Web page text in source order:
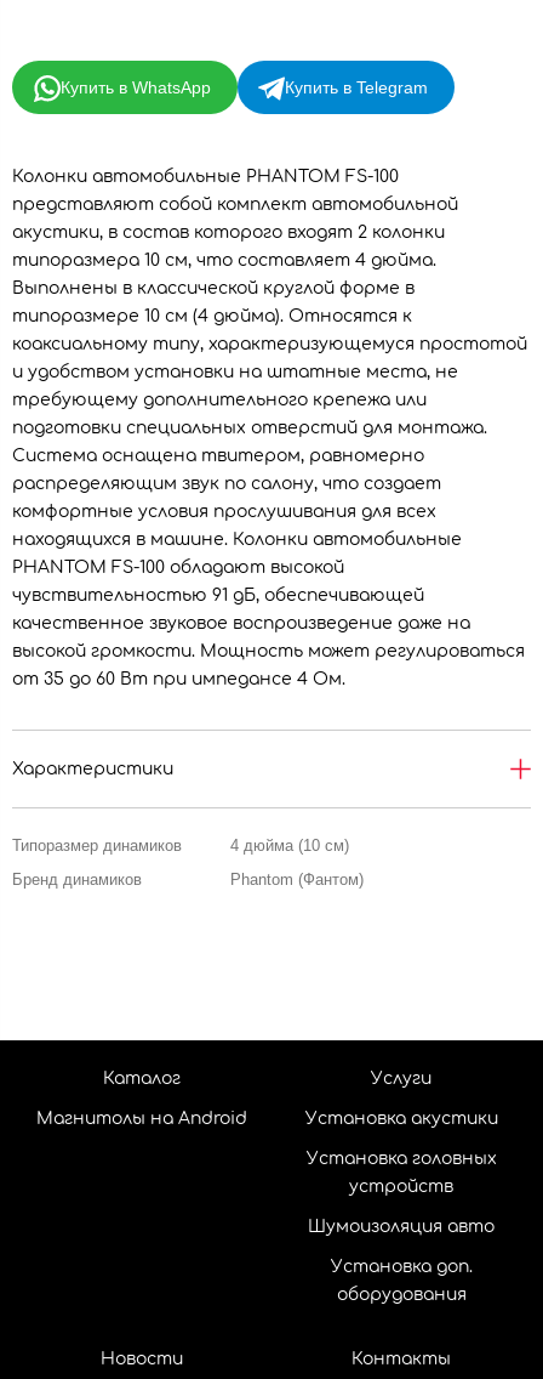
Купить в WhatsApp Купить в Telegram
Колонки автомобильные PHANTOM FS-100
представляют собой комплект автомобильной
акустики, в состав которого входят 2 колонки
типоразмера 10 см, что составляет 4 дюйма.
Выполнены в классической круглой форме в
типоразмере 10 см (4 дюйма). Относятся к
коаксиальному типу, характеризующемуся простотой
и удобством установки на штатные места, не
требующему дополнительного крепежа или
подготовки специальных отверстий для монтажа.
Система оснащена твитером, равномерно
распределяющим звук по салону, что создает
комфортные условия прослушивания для всех
находящихся в машине. Колонки автомобильные
PHANTOM FS-100 обладают высокой
чувствительностью 91 дБ, обеспечивающей
качественное звуковое воспроизведение даже на
высокой громкости. Мощность может регулироваться
от 35 до 60 Вт при импедансе 4 Ом.
Характеристики
Типоразмер динамиков
4 дюйма (10 см)
Бренд динамиков
Phantom (Фантом)
Каталог
Магнитолы на Android
Услуги
Установка акустики
Установка головных
устройств
Шумоизоляция авто
Установка доп.
оборудования
Новости Контакты